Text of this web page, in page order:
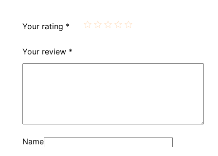
Your rating *
Your review *
Name